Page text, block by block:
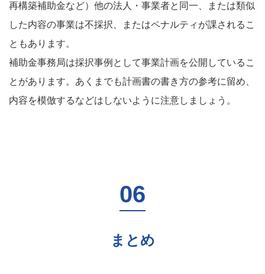
再構築補助金など）他の法人・事業者と同一、または類似
した内容の事業は不採択、またはペナルティが課されるこ
ともあります。
補助金事務局は採択事例として事業計画を公開しているこ
とがあります。あくまでも計画書の書き方の参考に留め、
内容を模倣するなどはしないように注意しましょう。
まとめ